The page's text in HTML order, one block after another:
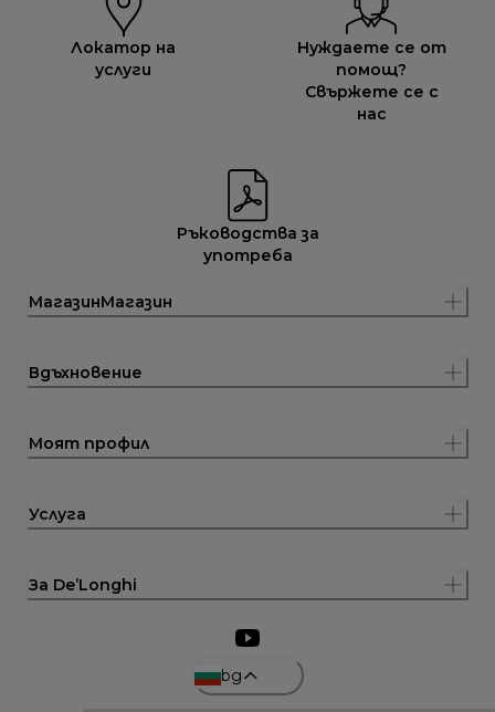
Локатор на
услуги
Нуждаете се от
помощ?
Свържете се с
нас
Ръководства за
употреба
МагазинМагазин
Вдъхновение
Моят профил
Услуга
За De’Longhi
bg